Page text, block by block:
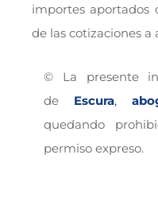
importes aportados
de las cotizaciones a
© La presente
de Escura,
quedando
permiso expreso.